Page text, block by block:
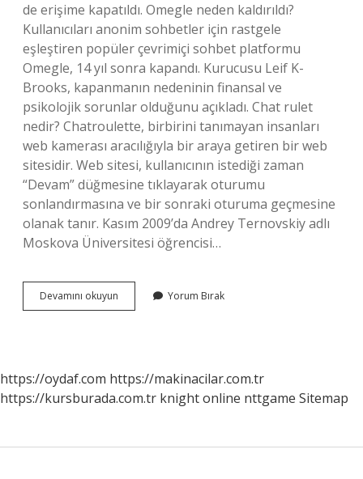
de erişime kapatıldı. Omegle neden kaldırıldı?
Kullanıcıları anonim sohbetler için rastgele
eşleştiren popüler çevrimiçi sohbet platformu
Omegle, 14 yıl sonra kapandı. Kurucusu Leif K-
Brooks, kapanmanın nedeninin finansal ve
psikolojik sorunlar olduğunu açıkladı. Chat rulet
nedir? Chatroulette, birbirini tanımayan insanları
web kamerası aracılığıyla bir araya getiren bir web
sitesidir. Web sitesi, kullanıcının istediği zaman
“Devam” düğmesine tıklayarak oturumu
sonlandırmasına ve bir sonraki oturuma geçmesine
olanak tanır. Kasım 2009’da Andrey Ternovskiy adlı
Moskova Üniversitesi öğrencisi…
Devamını okuyun Omegle
Yerine
Yorum Bırak
https://oydaf.com https://makinacilar.com.tr
https://kursburada.com.tr knight online nttgame Sitemap